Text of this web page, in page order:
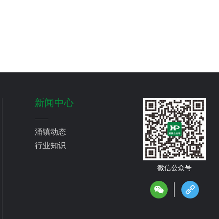
微信公众号
新闻中心
涌镇动态
行业知识